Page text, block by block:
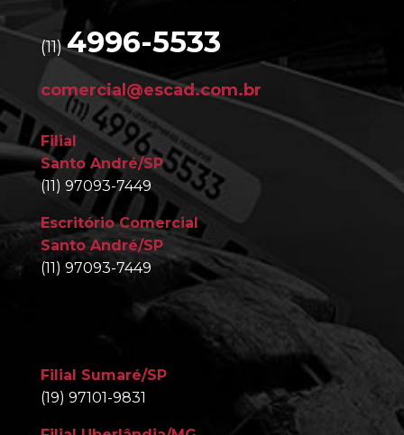
(11)4996-5533
comercial@escad.com.br
Filial
Santo André/SP
(11) 97093-7449
Escritório Comercial
Santo André/SP
(11) 97093-7449
Filial Sumaré/SP
(19) 97101-9831